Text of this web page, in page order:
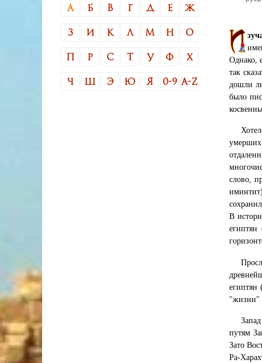
Однако,
так
дошли
было
слово,
В
египтян
египтян
"жизни"
путям
Зато
Ра-
А Б В Г Д Е Ж
З И К Л М Н О
Р С Т У Ф Х
Ч Э Ю Я 0-9 A-Z